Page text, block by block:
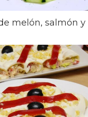
melón, salmón